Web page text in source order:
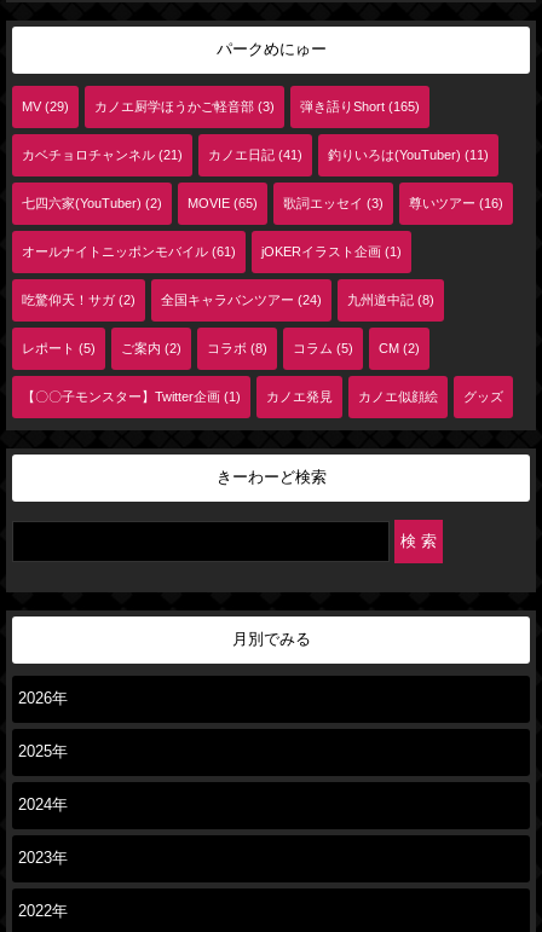
パークめにゅー
MV (29) カノエ厨学ほうかご軽音部 (3) 弾き語りShort (165)
カベチョロチャンネル (21) カノエ日記 (41) 釣りいろは(YouTuber) (11)
七四六家(YouTuber) (2) MOVIE (65) 歌詞エッセイ (3) 尊いツアー (16)
オールナイトニッポンモバイル (61) jOKERイラスト企画 (1)
吃驚仰天！サガ (2) 全国キャラバンツアー (24) 九州道中記 (8)
レポート (5) ご案内 (2) コラボ (8) コラム (5) CM (2)
【〇〇子モンスター】Twitter企画 (1) カノエ発見 カノエ似顔絵 グッズ
きーわーど検索
月別でみる
2026年
2025年
2024年
2023年
2022年